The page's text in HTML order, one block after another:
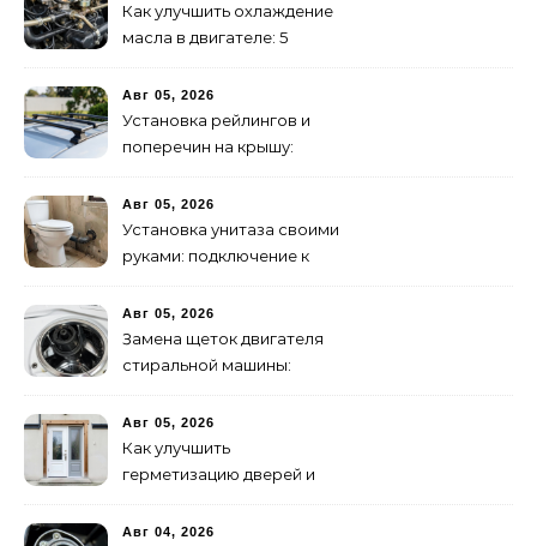
Как улучшить охлаждение
масла в двигателе: 5
Авг 05, 2026
Установка рейлингов и
поперечин на крышу:
Авг 05, 2026
Установка унитаза своими
руками: подключение к
Авг 05, 2026
Замена щеток двигателя
стиральной машины:
Авг 05, 2026
Как улучшить
герметизацию дверей и
способов
Авг 04, 2026